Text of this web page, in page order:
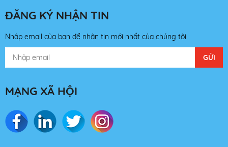
ĐĂNG KÝ NHẬN TIN
Nhập email của bạn để nhận tin mới nhất của chúng tôi
MẠNG XÃ HỘI